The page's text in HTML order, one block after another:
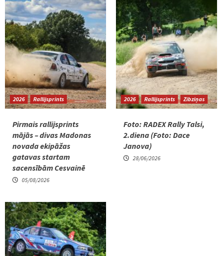
2026 Rallijsprints
Pirmais rallijsprints
mājās – divas Madonas
novada ekipāžas
gatavas startam
sacensībām Cesvainē
05/08/2026
2026 Rallijsprints Zibziņas
Foto: RADEX Rally Talsi,
2.diena (Foto: Dace
Janova)
28/06/2026